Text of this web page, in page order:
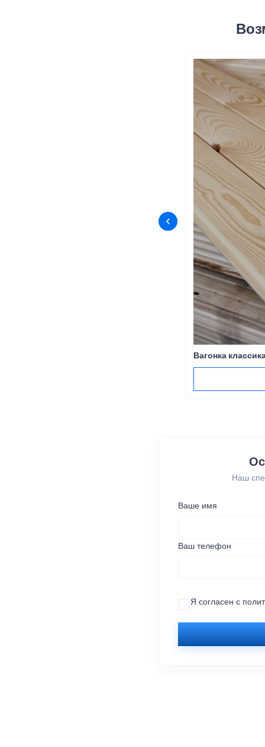
Вагонка
Наш
Ваше имя
Ваш телефон
Я согласен с